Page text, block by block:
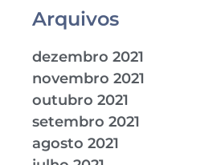
Arquivos
dezembro 2021
novembro 2021
outubro 2021
setembro 2021
agosto 2021